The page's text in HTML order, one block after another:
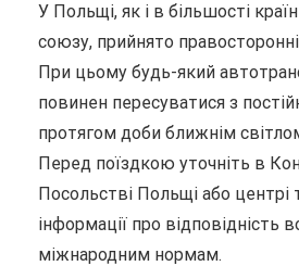
У Польщі, як і в більшості
союзу, прийнято
При цьому будь-який
повинен пересуватися з
протягом доби ближнім
Перед поїздкою уточніть в
Посольстві Польщі або центрі
інформації про відповідність
міжнародним нормам.